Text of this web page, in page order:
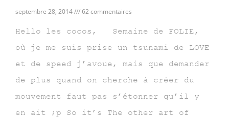
septembre 28, 2014 62 commentaires
Hello les cocos, Semaine de FOLIE,
où je me suis prise un tsunami de LOVE
et de speed j’avoue, mais que demander
de plus quand on cherche à créer du
mouvement faut pas s’étonner qu’il y
en ait ;p So it’s The other art of